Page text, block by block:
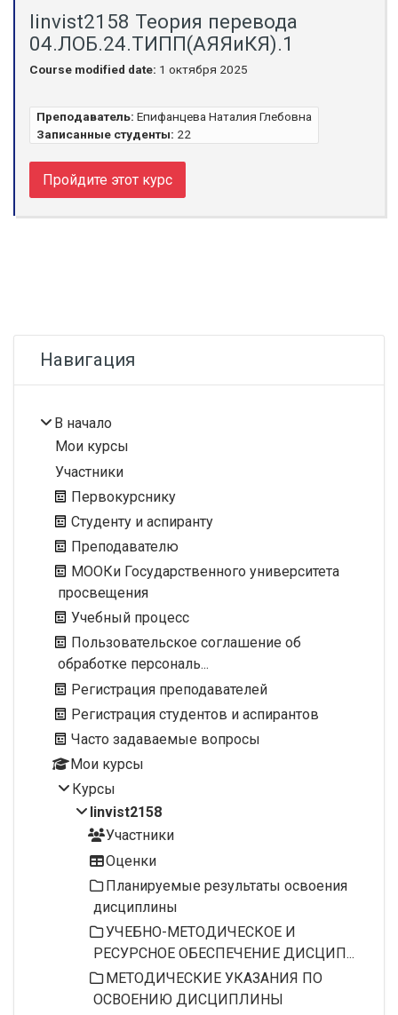
linvist2158 Теория перевода
04.ЛОБ.24.ТИПП(АЯЯиКЯ).1
Course modified date: 1 октября 2025
Преподаватель: Епифанцева Наталия Глебовна
Записанные студенты: 22
Пройдите этот курс
Навигация
В начало
Мои курсы
Участники
Первокурснику
Студенту и аспиранту
Преподавателю
МООКи Государственного университета
просвещения
Учебный процесс
Пользовательское соглашение об
обработке персональ...
Регистрация преподавателей
Регистрация студентов и аспирантов
Часто задаваемые вопросы
Мои курсы
Курсы
linvist2158
Участники
Оценки
Планируемые результаты освоения
дисциплины
УЧЕБНО-МЕТОДИЧЕСКОЕ И
РЕСУРСНОЕ ОБЕСПЕЧЕНИЕ ДИСЦИП...
МЕТОДИЧЕСКИЕ УКАЗАНИЯ ПО
ОСВОЕНИЮ ДИСЦИПЛИНЫ